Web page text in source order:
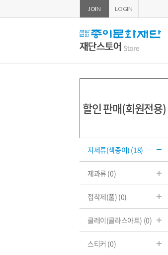
JOIN LOGIN
할인 판매(회원전용)
지제류(색종이) (18)
제과류 (0)
접착제(풀) (0)
클레이(클라스아트) (0)
스티커 (0)